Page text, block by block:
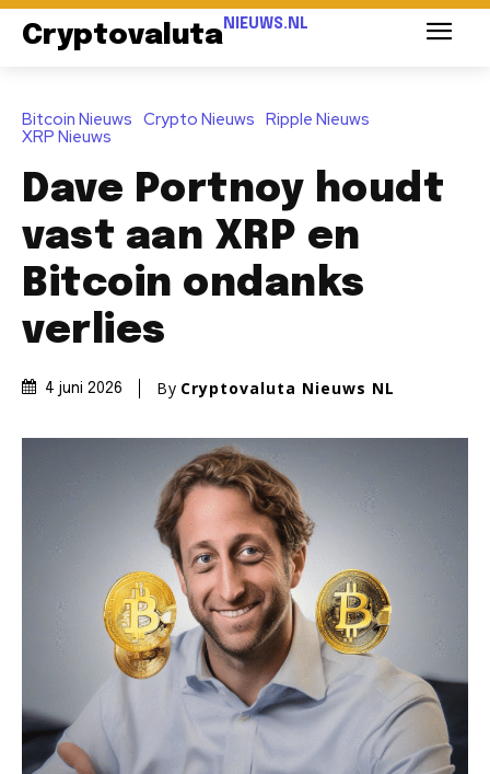
Cryptovaluta NIEUWS.NL
Bitcoin Nieuws Crypto Nieuws Ripple Nieuws
XRP Nieuws
Dave Portnoy houdt
vast aan XRP en
Bitcoin ondanks
verlies
4 juni 2026 By Cryptovaluta Nieuws NL